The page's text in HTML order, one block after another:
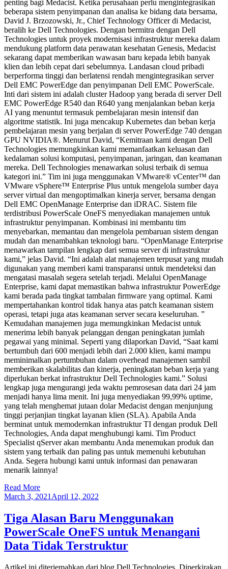
penting bagi Medacist. Ketika perusahaan perlu mengintegrasikan
beberapa sistem penyimpanan dan analisa ke bidang data bersama,
David J. Brzozowski, Jr., Chief Technology Officer di Medacist,
beralih ke Dell Technologies. Dengan bermitra dengan Dell
Technologies untuk proyek modernisasi infrastruktur mereka dalam
mendukung platform data perawatan kesehatan Genesis, Medacist
sekarang dapat memberikan wawasan baru kepada lebih banyak
klien dan lebih cepat dari sebelumnya. Landasan cloud pribadi
berperforma tinggi dan berlatensi rendah mengintegrasikan server
Dell EMC PowerEdge dan penyimpanan Dell EMC PowerScale.
Inti dari sistem ini adalah cluster Hadoop yang berada di server Dell
EMC PowerEdge R540 dan R640 yang menjalankan beban kerja
AI yang menuntut termasuk pembelajaran mesin intensif dan
algoritme statistik. Ini juga mencakup Kubernetes dan beban kerja
pembelajaran mesin yang berjalan di server PowerEdge 740 dengan
GPU NVIDIA®. Menurut David, “Kemitraan kami dengan Dell
Technologies memungkinkan kami memanfaatkan keluasan dan
kedalaman solusi komputasi, penyimpanan, jaringan, dan keamanan
mereka. Dell Technologies menawarkan solusi terbaik di semua
kategori ini.” Tim ini juga menggunakan VMware® vCenter™ dan
VMware vSphere™ Enterprise Plus untuk mengelola sumber daya
server virtual dan mengoptimalkan kinerja server, bersama dengan
Dell EMC OpenManage Enterprise dan iDRAC. Sistem file
terdistribusi PowerScale OneFS menyediakan manajemen untuk
infrastruktur penyimpanan. Kombinasi ini membantu tim
menyebarkan, memantau dan mengelola pembaruan sistem dengan
mudah dan menambahkan teknologi baru. “OpenManage Enterprise
menawarkan tampilan lengkap dari semua server di infrastruktur
kami,” jelas David. “Ini adalah alat manajemen terpusat yang mudah
digunakan yang memberi kami transparansi untuk mendeteksi dan
mengatasi masalah segera setelah terjadi. Melalui OpenManage
Enterprise, kami dapat memastikan bahwa infrastruktur PowerEdge
kami berada pada tingkat tambalan firmware yang optimal. Kami
mempertahankan kontrol tidak hanya atas patch keamanan sistem
operasi, tetapi juga atas keamanan server secara keseluruhan. ”
Kemudahan manajemen juga memungkinkan Medacist untuk
menerima lebih banyak pelanggan dengan peningkatan jumlah
pegawai yang minimal. Seperti yang dilaporkan David, “Saat kami
bertumbuh dari 600 menjadi lebih dari 2.000 klien, kami mampu
meminimalkan pertumbuhan dalam overhead manajemen sambil
memberikan skalabilitas dan kinerja, peningkatan beban kerja yang
diperlukan berkat infrastruktur Dell Technologies kami.” Solusi
lengkap juga mengurangi jeda waktu pemrosesan data dari 24 jam
menjadi hanya lima menit. Ini juga menyediakan 99,99% uptime,
yang telah menghemat jutaan dolar Medacist dengan menjunjung
tinggi perjanjian tingkat layanan klien (SLA). Apabila Anda
berminat untuk memodernkan infrastruktur TI dengan produk Dell
Technologies, Anda dapat menghubungi kami. Tim Product
Specialist qServer akan membantu Anda menemukan produk dan
sistem yang terbaik dan paling pas untuk memenuhi kebutuhan
Anda. Segera hubungi kami untuk informasi dan penawaran
menarik lainnya!
Read More
March 3, 2021 April 12, 2022
Tiga Alasan Baru Menggunakan
PowerScale OneFS untuk Menangani
Data Tidak Terstruktur